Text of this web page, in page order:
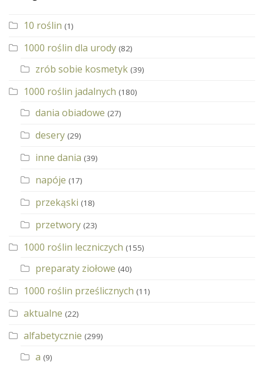
10 roślin (1)
1000 roślin dla urody (82)
zrób sobie kosmetyk (39)
1000 roślin jadalnych (180)
dania obiadowe (27)
desery (29)
inne dania (39)
napóje (17)
przekąski (18)
przetwory (23)
1000 roślin leczniczych (155)
preparaty ziołowe (40)
1000 roślin prześlicznych (11)
aktualne (22)
alfabetycznie (299)
a (9)